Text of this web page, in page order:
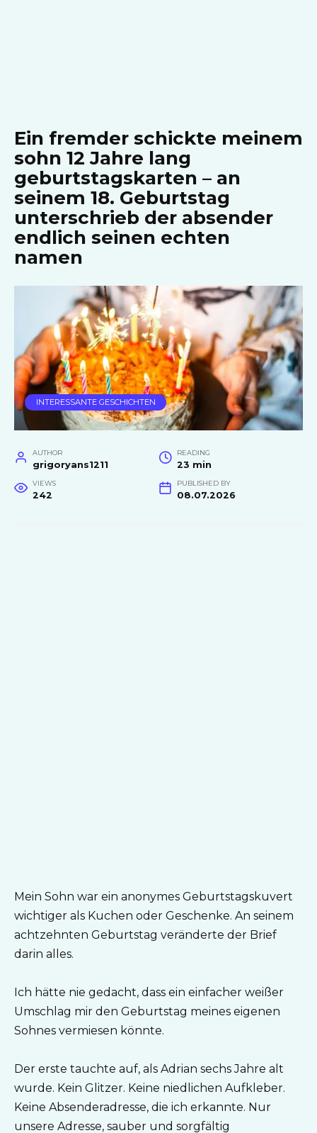
Ein fremder schickte meinem
sohn 12 Jahre lang
geburtstagskarten – an
seinem 18. Geburtstag
unterschrieb der absender
endlich seinen echten
namen
INTERESSANTE GESCHICHTEN
AUTHOR
grigoryans1211
READING
23 min
VIEWS
242
PUBLISHED BY
08.07.2026
Mein Sohn war ein anonymes Geburtstagskuvert
wichtiger als Kuchen oder Geschenke. An seinem
achtzehnten Geburtstag veränderte der Brief
darin alles.
Ich hätte nie gedacht, dass ein einfacher weißer
Umschlag mir den Geburtstag meines eigenen
Sohnes vermiesen könnte.
Der erste tauchte auf, als Adrian sechs Jahre alt
wurde. Kein Glitzer. Keine niedlichen Aufkleber.
Keine Absenderadresse, die ich erkannte. Nur
unsere Adresse, sauber und sorgfältig